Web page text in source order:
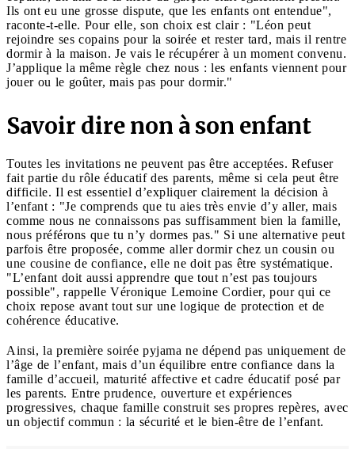
Ils ont eu une grosse dispute, que les enfants ont entendue",
raconte-t-elle. Pour elle, son choix est clair : "Léon peut
rejoindre ses copains pour la soirée et rester tard, mais il rentre
dormir à la maison. Je vais le récupérer à un moment convenu.
J’applique la même règle chez nous : les enfants viennent pour
jouer ou le goûter, mais pas pour dormir."
Savoir dire non à son enfant
Toutes les invitations ne peuvent pas être acceptées. Refuser
fait partie du rôle éducatif des parents, même si cela peut être
difficile. Il est essentiel d’expliquer clairement la décision à
l’enfant : "Je comprends que tu aies très envie d’y aller, mais
comme nous ne connaissons pas suffisamment bien la famille,
nous préférons que tu n’y dormes pas." Si une alternative peut
parfois être proposée, comme aller dormir chez un cousin ou
une cousine de confiance, elle ne doit pas être systématique.
"L’enfant doit aussi apprendre que tout n’est pas toujours
possible", rappelle Véronique Lemoine Cordier, pour qui ce
choix repose avant tout sur une logique de protection et de
cohérence éducative.
Ainsi, la première soirée pyjama ne dépend pas uniquement de
l’âge de l’enfant, mais d’un équilibre entre confiance dans la
famille d’accueil, maturité affective et cadre éducatif posé par
les parents. Entre prudence, ouverture et expériences
progressives, chaque famille construit ses propres repères, avec
un objectif commun : la sécurité et le bien-être de l’enfant.